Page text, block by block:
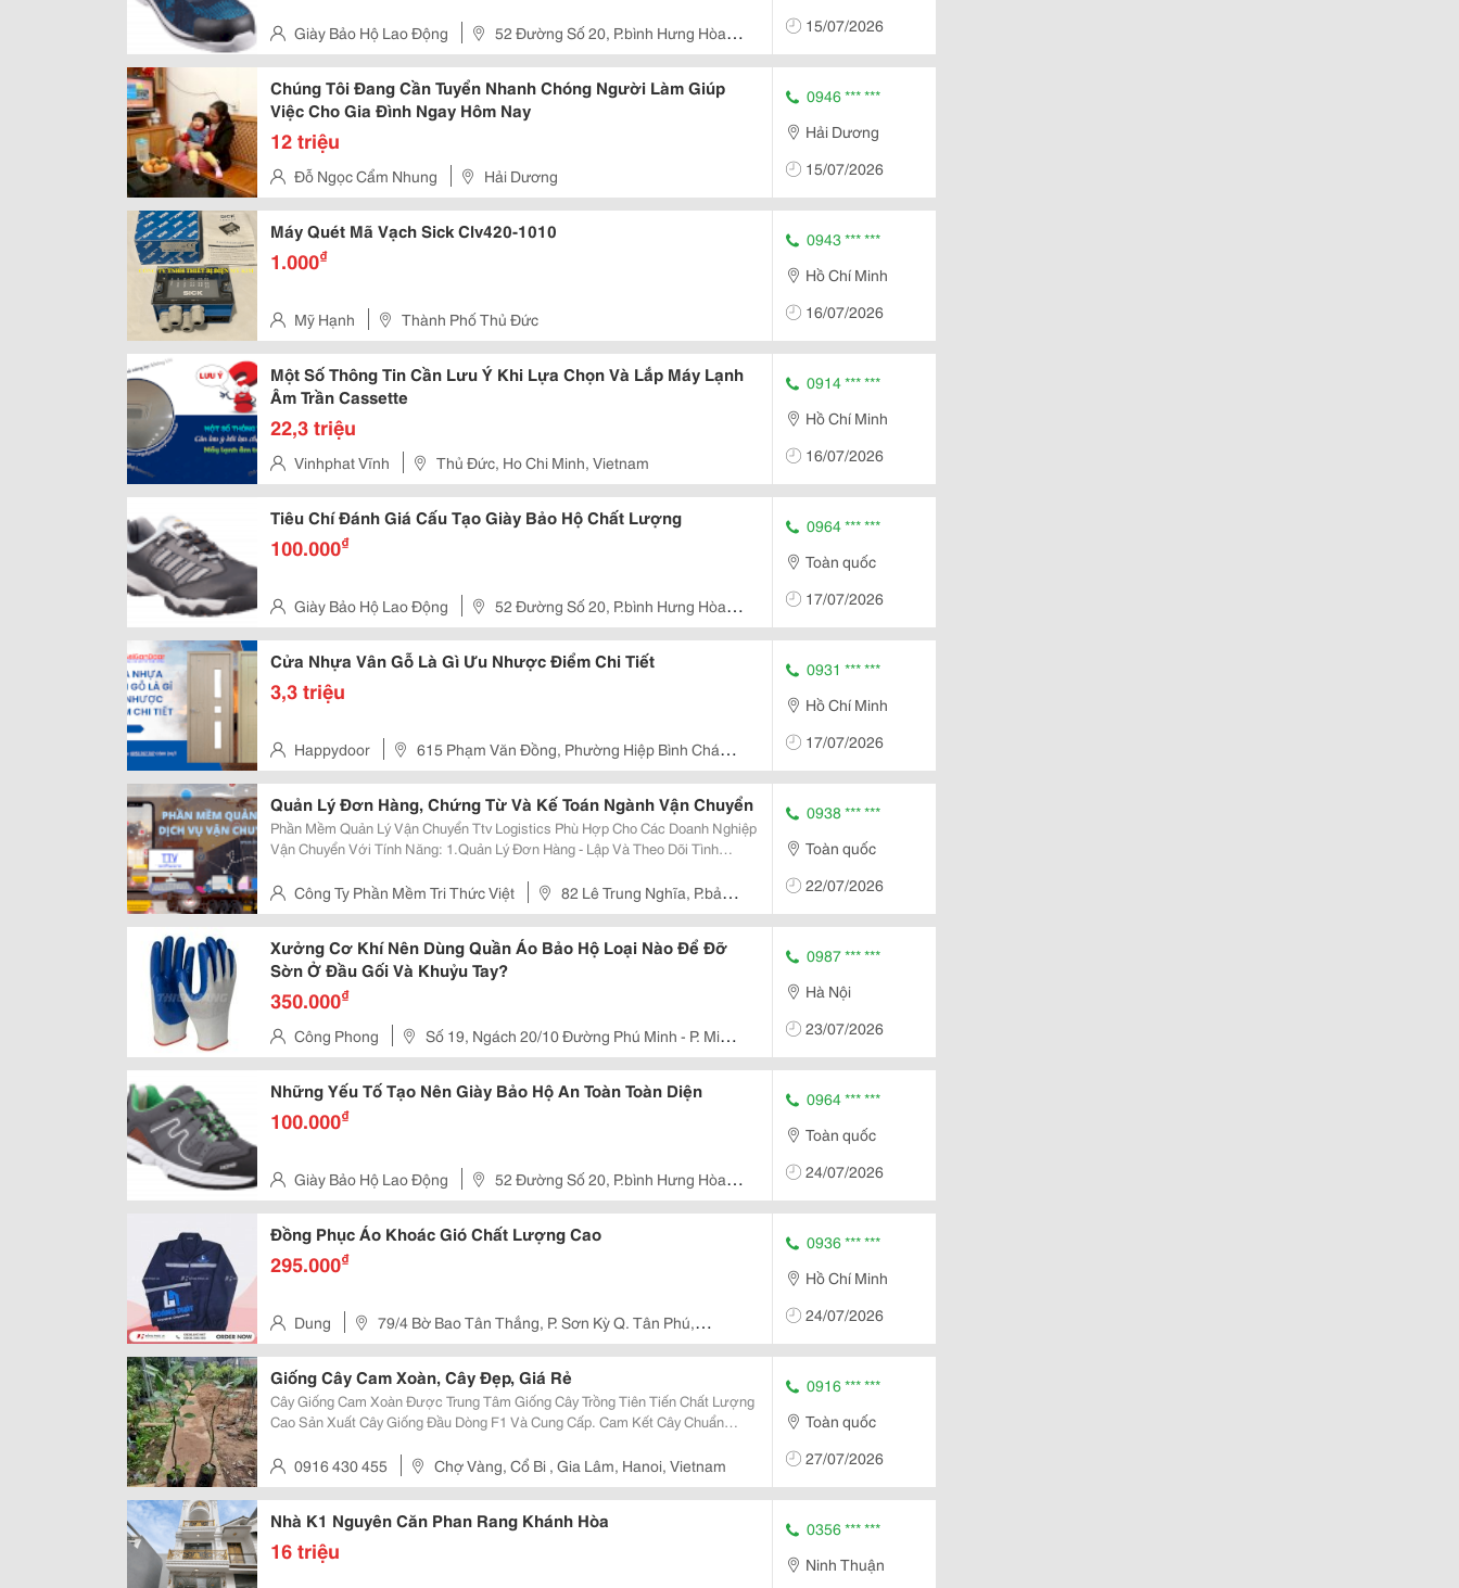
Giày Bảo Hộ Lao Động
52 Đường Số 20, P.bình Hưng Hòa,
Q.bình Tân, Hcm
15/07/2026
Chúng Tôi Đang Cần Tuyển Nhanh Chóng Người Làm Giúp
Việc Cho Gia Đình Ngay Hôm Nay
12 triệu
Đỗ Ngọc Cẩm Nhung Hải Dương
0946 *** ***
Hải Dương
15/07/2026
Máy Quét Mã Vạch Sick Clv420-1010
1.000₫
Mỹ Hạnh Thành Phố Thủ Đức
0943 *** ***
Hồ Chí Minh
16/07/2026
Một Số Thông Tin Cần Lưu Ý Khi Lựa Chọn Và Lắp Máy Lạnh
Âm Trần Cassette
22,3 triệu
Vinhphat Vĩnh Thủ Đức, Ho Chi Minh, Vietnam
0914 *** ***
Hồ Chí Minh
16/07/2026
Tiêu Chí Đánh Giá Cấu Tạo Giày Bảo Hộ Chất Lượng
100.000₫
Giày Bảo Hộ Lao Động
52 Đường Số 20, P.bình Hưng Hòa,
Q.bình Tân, Hcm
0964 *** ***
Toàn quốc
17/07/2026
Cửa Nhựa Vân Gỗ Là Gì Ưu Nhược Điểm Chi Tiết
3,3 triệu
Happydoor
615 Phạm Văn Đồng, Phường Hiệp Bình Chánh,
Tp Thủ Đức, Hồ Chí Minh
0931 *** ***
Hồ Chí Minh
17/07/2026
Quản Lý Đơn Hàng, Chứng Từ Và Kế Toán Ngành Vận Chuyển
Phần Mềm Quản Lý Vận Chuyển Ttv Logistics Phù Hợp Cho Các Doanh Nghiệp
Vận Chuyển Với Tính Năng: 1.Quản Lý Đơn Hàng - Lập Và Theo Dõi Tình
2.Quản Lý Chứng Từ - Phát Hành...
Công Ty Phần Mềm Tri Thức Việt
82 Lê Trung Nghĩa, P.bảy
Hiền, Hcm
0938 *** ***
Toàn quốc
22/07/2026
Xưởng Cơ Khí Nên Dùng Quần Áo Bảo Hộ Loại Nào Để Đỡ
Sờn Ở Đầu Gối Và Khuỷu Tay?
350.000₫
Công Phong
Số 19, Ngách 20/10 Đường Phú Minh - P. Minh
Khai - Q
0987 *** ***
Hà Nội
23/07/2026
Những Yếu Tố Tạo Nên Giày Bảo Hộ An Toàn Toàn Diện
100.000₫
Giày Bảo Hộ Lao Động
52 Đường Số 20, P.bình Hưng Hòa,
Q.bình Tân, Hcm
0964 *** ***
Toàn quốc
24/07/2026
Đồng Phục Áo Khoác Gió Chất Lượng Cao
295.000₫
Dung
79/4 Bờ Bao Tân Thắng, P. Sơn Kỳ Q. Tân Phú,
Tp.hcm
0936 *** ***
Hồ Chí Minh
24/07/2026
Giống Cây Cam Xoàn, Cây Đẹp, Giá Rẻ
Cây Giống Cam Xoàn Được Trung Tâm Giống Cây Trồng Tiên Tiến Chất Lượng
Cao Sản Xuất Cây Giống Đầu Dòng F1 Và Cung Cấp. Cam Kết Cây Chuẩn
Cây Cam Xoàn Rất Chắc Khoẻ, Cho Trái...
0916 430 455 Chợ Vàng, Cổ Bi , Gia Lâm, Hanoi, Vietnam
0916 *** ***
Toàn quốc
27/07/2026
Nhà K1 Nguyên Căn Phan Rang Khánh Hòa
16 triệu
0356 *** ***
Ninh Thuận